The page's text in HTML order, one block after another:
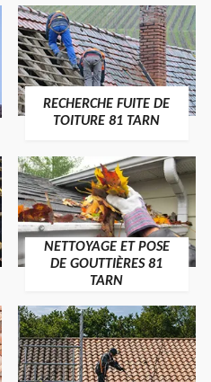
RECHERCHE FUITE DE
TOITURE 81 TARN
NETTOYAGE ET POSE
DE GOUTTIÈRES 81
TARN